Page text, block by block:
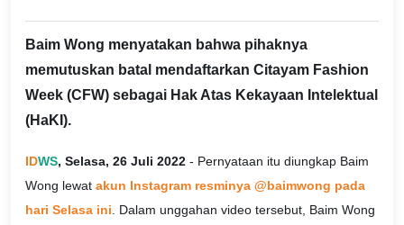
Baim Wong menyatakan bahwa pihaknya
memutuskan batal mendaftarkan Citayam Fashion
Week (CFW) sebagai Hak Atas Kekayaan Intelektual
(HaKI).
IDWS, Selasa, 26 Juli 2022 - Pernyataan itu diungkap Baim
Wong lewat akun Instagram resminya @baimwong pada
hari Selasa ini . Dalam unggahan video tersebut, Baim Wong